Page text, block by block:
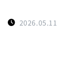
2026.05.11